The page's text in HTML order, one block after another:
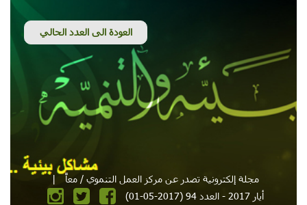
مجلة إلكترونية تصدر عن مركز العمل التنموي / معاً
|
أيار 2017 - العدد 94 (2017-05-01)